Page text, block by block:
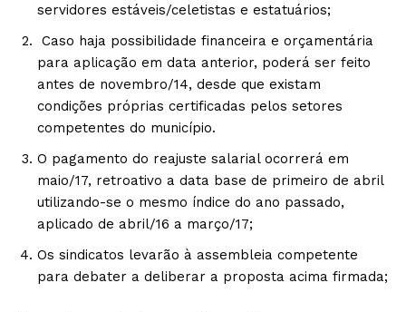
servidores estáveis/celetistas e estatuários;
Caso haja possibilidade financeira e orçamentária
para aplicação em data anterior, poderá ser feito
antes de novembro/14, desde que existam
condições próprias certificadas pelos setores
competentes do município.
O pagamento do reajuste salarial ocorrerá em
maio/17, retroativo a data base de primeiro de abril
utilizando-se o mesmo índice do ano passado,
aplicado de abril/16 a março/17;
Os sindicatos levarão à assembleia competente
para debater a deliberar a proposta acima firmada;